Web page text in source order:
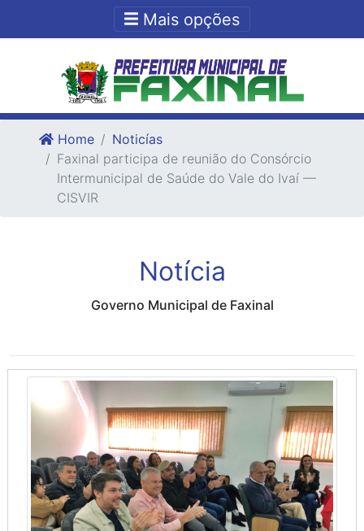
Ir para o fim do conteudo
Mais opções
Home
Noticías
Faxinal participa de reunião do Consórcio
Intermunicipal de Saúde do Vale do Ivaí —
CISVIR
Notícia
Governo Municipal de Faxinal